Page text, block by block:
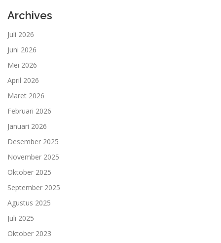
Archives
Juli 2026
Juni 2026
Mei 2026
April 2026
Maret 2026
Februari 2026
Januari 2026
Desember 2025
November 2025
Oktober 2025
September 2025
Agustus 2025
Juli 2025
Oktober 2023